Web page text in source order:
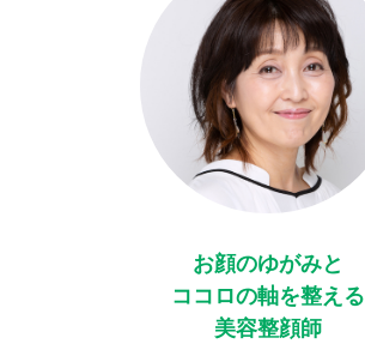
お顔のゆがみと
ココロの軸を整える
美容整顔師